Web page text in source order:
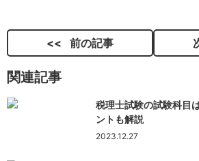
前の記事
関連記事
税理士試験の試験科目
ントも解説
2023.12.27